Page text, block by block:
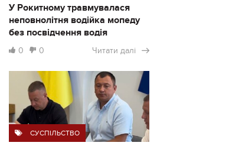
У Рокитному травмувалася
неповнолітня водійка мопеду
без посвідчення водія
0 0 Читати далі
СУСПІЛЬСТВО